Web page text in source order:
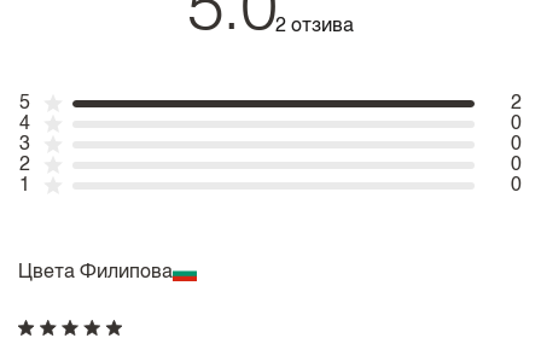
2 отзива
5
2
4
0
3
0
2
0
1
0
Цвета Филипова